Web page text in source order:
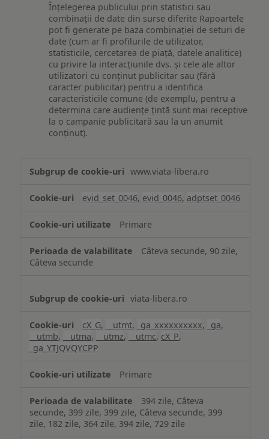
Înțelegerea publicului prin statistici sau
combinații de date din surse diferite Rapoartele
pot fi generate pe baza combinației de seturi de
date (cum ar fi profilurile de utilizator,
statisticile, cercetarea de piață, datele analitice)
cu privire la interacțiunile dvs. și cele ale altor
utilizatori cu conținut publicitar sau (fără
caracter publicitar) pentru a identifica
caracteristicile comune (de exemplu, pentru a
determina care audiențe țintă sunt mai receptive
la o campanie publicitară sau la un anumit
conținut).
www.viata-libera.ro
evid_set_0046, evid_0046, adptset_0046
Primare
Câteva secunde, 90 zile,
Câteva secunde
viata-libera.ro
cX_G, __utmt, _ga_xxxxxxxxxx, _ga,
__utmb, __utma, __utmz, __utmc, cX_P,
_ga_YTJQVQYCPP
Primare
394 zile, Câteva
secunde, 399 zile, 399 zile, Câteva secunde, 399
zile, 182 zile, 364 zile, 394 zile, 729 zile